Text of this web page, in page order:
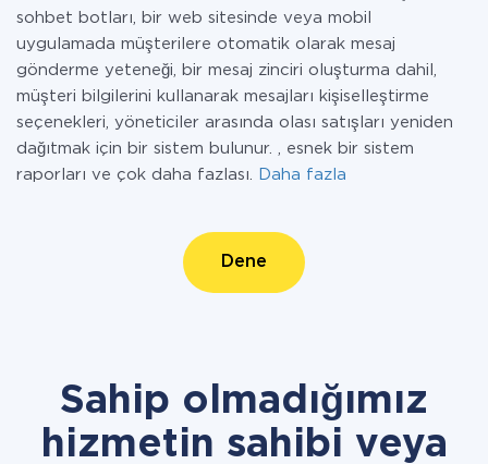
sohbet botları, bir web sitesinde veya mobil
uygulamada müşterilere otomatik olarak mesaj
gönderme yeteneği, bir mesaj zinciri oluşturma dahil,
müşteri bilgilerini kullanarak mesajları kişiselleştirme
seçenekleri, yöneticiler arasında olası satışları yeniden
dağıtmak için bir sistem bulunur. , esnek bir sistem
raporları ve çok daha fazlası.
Daha fazla
Dene
Sahip olmadığımız
hizmetin sahibi veya